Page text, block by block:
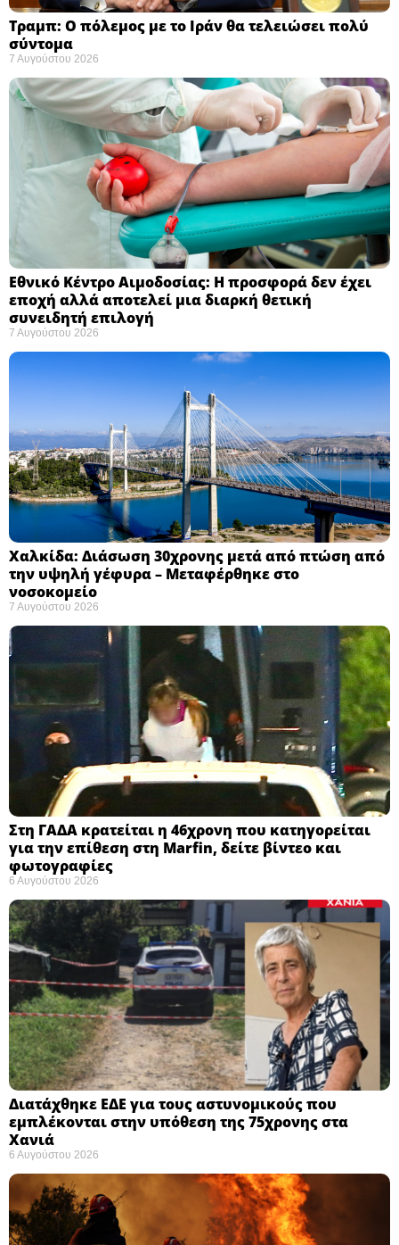
Τραμπ: Ο πόλεμος με το Ιράν θα τελειώσει πολύ
σύντομα ​
7 Αυγούστου 2026
Εθνικό Κέντρο Αιμοδοσίας: H προσφορά δεν έχει
εποχή αλλά αποτελεί μια διαρκή θετική
συνειδητή επιλογή ​
7 Αυγούστου 2026
Χαλκίδα: Διάσωση 30χρονης μετά από πτώση από
την υψηλή γέφυρα – Μεταφέρθηκε στο
νοσοκομείο ​
7 Αυγούστου 2026
Στη ΓΑΔΑ κρατείται η 46χρονη που κατηγορείται
για την επίθεση στη Marfin, δείτε βίντεο και
φωτογραφίες
6 Αυγούστου 2026
Διατάχθηκε ΕΔΕ για τους αστυνομικούς που
εμπλέκονται στην υπόθεση της 75χρονης στα
Χανιά
6 Αυγούστου 2026